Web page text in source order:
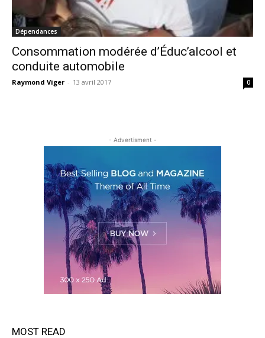
Dépendances
Consommation modérée d’Éduc’alcool et
conduite automobile
Raymond Viger - 13 avril 2017 0
- Advertisment -
MOST READ